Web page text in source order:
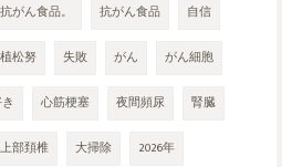
抗がん食品。 抗がん食品 自信
植松努 失敗 がん がん細胞
心筋梗塞 夜間頻尿 腎臓
上部頚椎 大掃除 2026年